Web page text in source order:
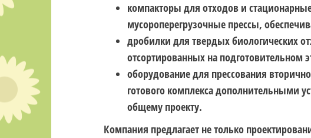
компакторы для отходов и
мусороперегрузочные прессы,
дробилки для твердых биологических
отсортированных на
оборудование для прессования
готового комплекса дополнительными
общему проекту.
Компания предлагает не только